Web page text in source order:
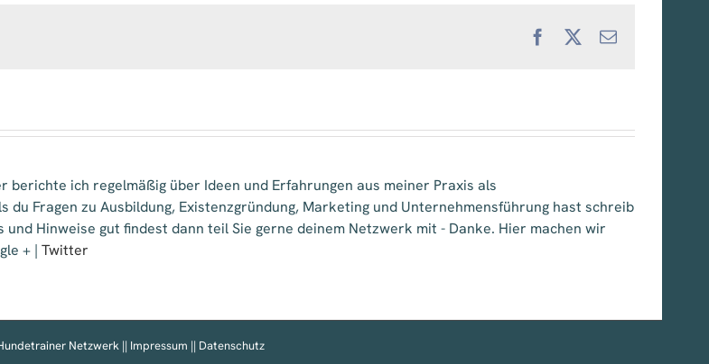
FacebookE-
ich regelmäßig über Ideen und Erfahrungen aus meiner Praxis als
du Fragen zu Ausbildung, Existenzgründung, Marketing und Unternehmensführung hast schreib
und Hinweise gut findest dann teil Sie gerne deinem Netzwerk mit - Danke. Hier machen wir
+ | Twitter
Netzwerk || Impressum || Datenschutz